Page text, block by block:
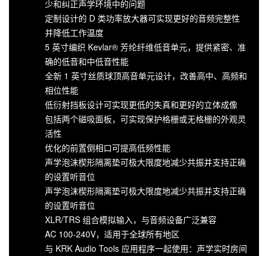
少和纠正声学环境中的问题
定制设计的 D 类功率放大器可实现更好的音频完整性
并降低工作温度
5 英寸编织 Kevlar® 芳纶纤维低音单元，提供紧密、准
确的低音和中低音性能
全新 1 英寸丝质球顶高音单元设计，改善高中、高频和
相位性能
低衍射挡板设计可实现更低的失真和更好的立体成像
包括两个磁吸面板，可实现保护格栅或无格栅的外观灵
活性
优化的前置倒相口可提高低频性能
声学泡沫楔形隔离垫可极大限度地减少共振并支持正确
的设置听音位
声学泡沫楔形隔离垫可极大限度地减少共振并支持正确
的设置听音位
XLR/TRS 组合模拟输入，与音频设备广泛兼容
AC 100-240V，适用于全球所有地区
与 KRK Audio Tools 应用程序一起使用：声学实时房间